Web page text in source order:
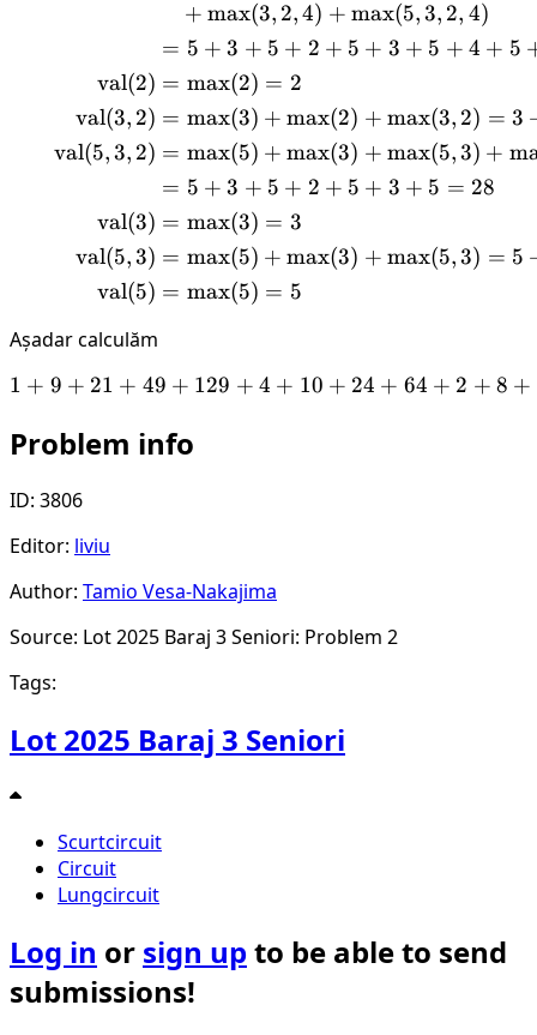
val(2)
val(3, 2)
val(5,3, 2)
val(3)
val(5,3)
val(5)
+ max(3, 2,4) + max(5,3, 2, 4)
= 5 + 3 + 5 + 2 + 5 + 3 + 5 + 4 + 5
= max(2) = 2
= max(3) + max(2) + max(3, 2) = 3
= max(5) + max(3) + max(5,3) +
= 5 + 3 + 5 + 2 + 5 + 3 + 5 = 28
= max(3) = 3
= max(5) + max(3) + max(5,3) = 5
= max(5) = 5
Așadar calculăm
1 + 9 + 21 + 49 + 129 +
1 + 9 + 21 + 49 + 129 + 4 + 10 + 24 + 64 + 2 + 8 +
Problem info
ID: 3806
Editor: liviu
Author: Tamio Vesa-Nakajima
Source: Lot 2025 Baraj 3 Seniori: Problem 2
Tags:
Lot 2025 Baraj 3 Seniori
Scurtcircuit
Circuit
Lungcircuit
Log in or sign upto be able to send
submissions!